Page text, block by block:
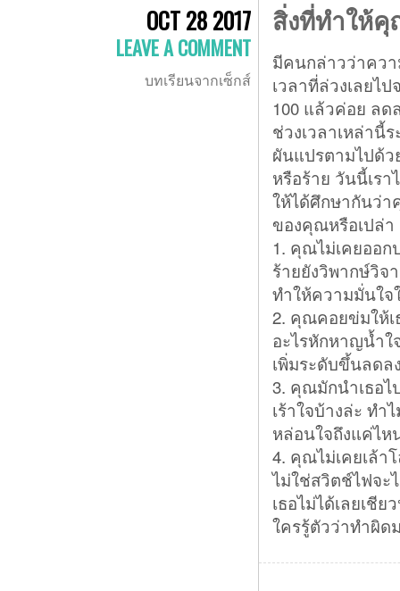
OCT 28 2017
LEAVE A COMMENT
บทเรียนจากเซ็กส์
สิ่งที่ทำให้
มีคนกล่าวว่าควา
เวลาที่ล่วงเลยไ
100 แล้วค่อย ลด
ช่วงเวลาเหล่านี้
ผันแปรตามไปด้
หรือร้าย วันนี้เร
ให้ได้ศึกษากันว่า
ของคุณหรือเปล่า
1. คุณไม่เคยออก
ร้ายยังวิพากษ์วิจ
ทำให้ความมั่นใจ
2. คุณคอยข่มให้เ
อะไรหักหาญน้ำใ
เพิ่มระดับขึ้นลดล
3. คุณมักนำเธอไ
เร้าใจบ้างล่ะ ท
หล่อนใจถึงแค่ไห
4. คุณไม่เคยเล้า
ไม่ใช่สวิตช์ไฟจ
เธอไม่ได้เลยเชีย
ใครรู้ตัวว่าทำผิด